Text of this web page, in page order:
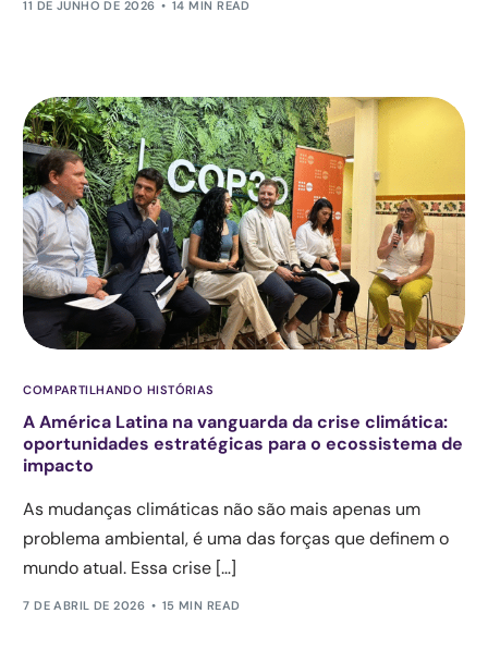
11 DE JUNHO DE 2026 14 MIN READ
COMPARTILHANDO HISTÓRIAS
A América Latina na vanguarda da crise climática:
oportunidades estratégicas para o ecossistema de
impacto
As mudanças climáticas não são mais apenas um
problema ambiental, é uma das forças que definem o
mundo atual. Essa crise […]
7 DE ABRIL DE 2026 15 MIN READ